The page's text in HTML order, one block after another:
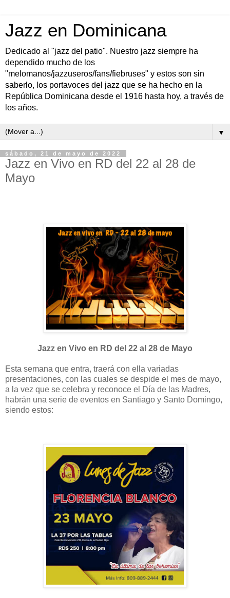
Jazz en Dominicana
Dedicado al "jazz del patio". Nuestro jazz siempre ha
dependido mucho de los
"melomanos/jazzuseros/fans/fiebruses" y estos son sin
saberlo, los portavoces del jazz que se ha hecho en la
República Dominicana desde el 1916 hasta hoy, a través de
los años.
▼
sábado, 21 de mayo de 2022
Jazz en Vivo en RD del 22 al 28 de
Mayo
Jazz en Vivo en RD del 22 al 28 de Mayo
Esta semana que entra, traerá con ella variadas
presentaciones, con las cuales se despide el mes de mayo,
a la vez que se celebra y reconoce el Día de las Madres,
habrán una serie de eventos en Santiago y Santo Domingo,
siendo estos: